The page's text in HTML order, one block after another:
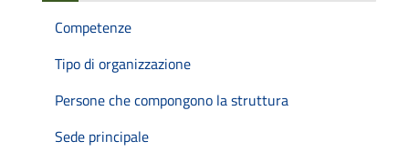
Competenze
Tipo di organizzazione
Persone che compongono la struttura
Sede principale